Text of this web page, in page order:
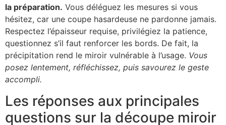
la préparation. Vous déléguez les mesures si vous
hésitez, car une coupe hasardeuse ne pardonne jamais.
Respectez l’épaisseur requise, privilégiez la patience,
questionnez s’il faut renforcer les bords. De fait, la
précipitation rend le miroir vulnérable à l’usage. Vous
posez lentement, réfléchissez, puis savourez le geste
accompli.
Les réponses aux principales
questions sur la découpe miroir